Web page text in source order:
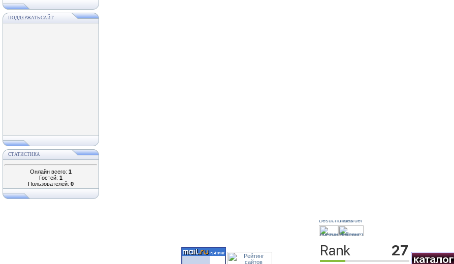
ПОДДЕРЖАТЬ САЙТ
СТАТИСТИКА
Онлайн всего: 1
Гостей: 1
Пользователей: 0